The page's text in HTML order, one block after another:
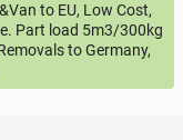
to EU, Low Cost,
Part load 5m3/300kg
to Germany,